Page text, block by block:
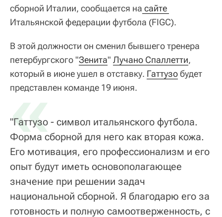
сборной Италии, сообщается на
Итальянской федерации футбола (FIGC).
В этой должности он сменил бывшего тренера
петербургского "Зенита" Лучано Спаллетти,
который в июне ушел в отставку. Гаттузобудет
представлен команде 19 июня.
«
"Гаттузо - символ итальянского футбола.
Форма сборной для него как вторая кожа.
Его мотивация, его профессионализм и его
опыт будут иметь основополагающее
значение при решении задач
национальной сборной. Я благодарю его за
готовность и полную самоотверженность, с